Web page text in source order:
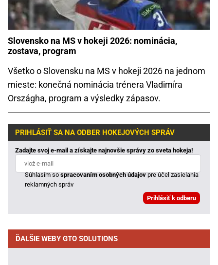
Slovensko na MS v hokeji 2026: nominácia,
zostava, program
Všetko o Slovensku na MS v hokeji 2026 na jednom
mieste: konečná nominácia trénera Vladimíra
Országha, program a výsledky zápasov.
PRIHLÁSIŤ SA NA ODBER HOKEJOVÝCH SPRÁV
Zadajte svoj e-mail a získajte najnovšie správy zo sveta hokeja!
Súhlasím sospracovaním osobných údajovpre účel zasielania
reklamných správ
ĎALŠIE WEBY GTO SOLUTIONS